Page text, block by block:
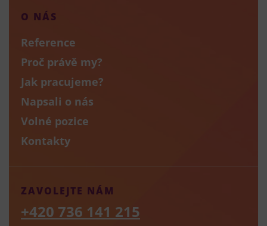
O NÁS
Reference
Proč právě my?
Jak pracujeme?
Napsali o nás
Volné pozice
Kontakty
ZAVOLEJTE NÁM
+420 736 141 215